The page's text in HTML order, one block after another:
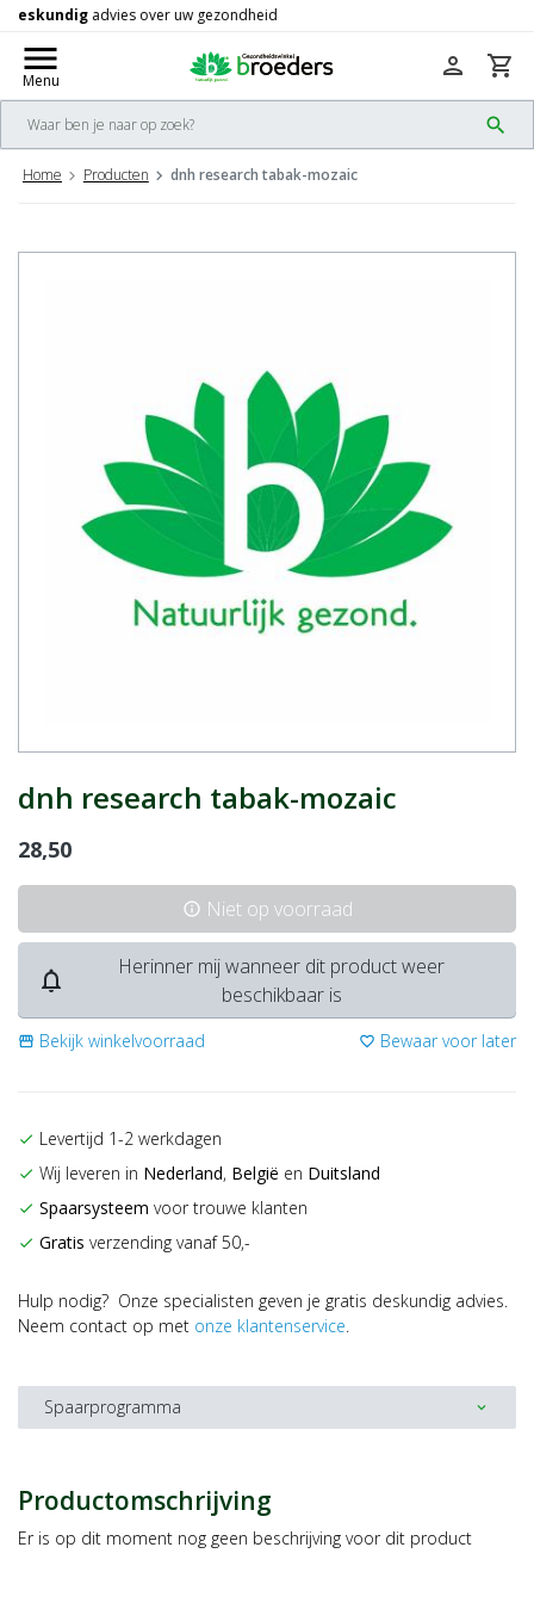
check Gratisverzending vanaf 50,-
menu
Menu
search
person shopping_cart
Home Producten dnh research tabak-mozaic
dnh research tabak-mozaic
28,50
info Niet op voorraad
notifications_none
Herinner mij wanneer dit product weer
beschikbaar is
storefront Bekijk winkelvoorraad favorite_border Bewaar voor later
check Levertijd 1-2 werkdagen
check Wij leveren in Nederland, België en Duitsland
check Spaarsysteem voor trouwe klanten
check Gratis verzending vanaf 50,-
Hulp nodig? Onze specialisten geven je gratis deskundig advies.
Neem contact op met onze klantenservice.
Spaarprogramma expand_more
Productomschrijving
Er is op dit moment nog geen beschrijving voor dit product